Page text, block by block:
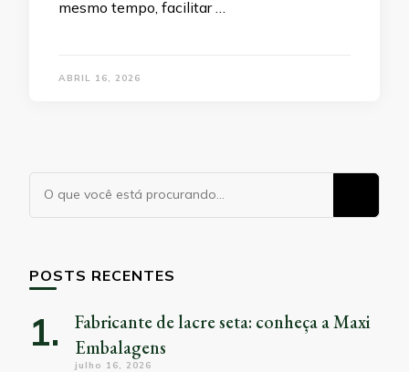
mesmo tempo, facilitar …
ABRIL 16, 2026
Procurando
POSTS RECENTES
Fabricante de lacre seta: conheça a Maxi
Embalagens
julho 16, 2026